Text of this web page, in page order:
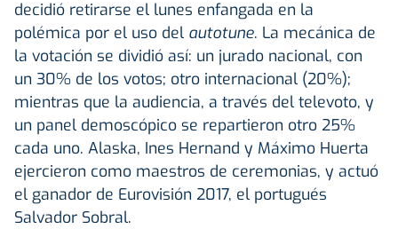
decidió retirarse el lunes enfangada en la
polémica por el uso del autotune. La mecánica de
la votación se dividió así: un jurado nacional, con
un 30% de los votos; otro internacional (20%);
mientras que la audiencia, a través del televoto, y
un panel demoscópico se repartieron otro 25%
cada uno. Alaska, Ines Hernand y Máximo Huerta
ejercieron como maestros de ceremonias, y actuó
el ganador de Eurovisión 2017, el portugués
Salvador Sobral.